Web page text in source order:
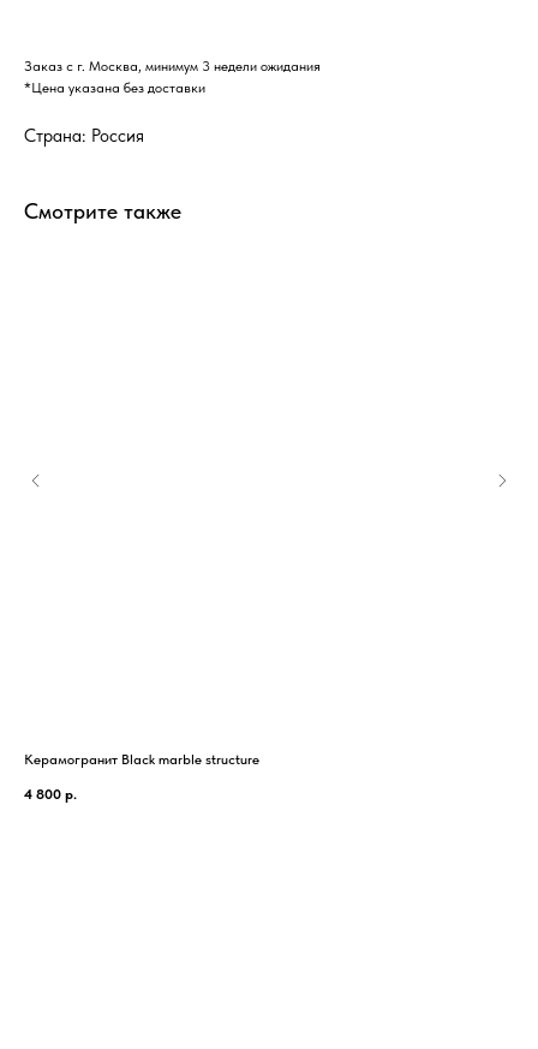
Заказ с г. Москва, минимум 3 недели ожидания
*Цена указана без доставки
Страна: Россия
Смотрите также
Керамогранит Black marble structure
4 800 р.